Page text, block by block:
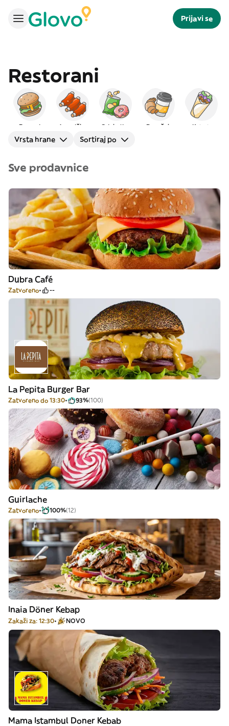
Prijavi se
Restorani
Burgeri Američka Grickalice Doručak Kebab
Vrsta hrane Sortiraj po
Sve prodavnice
Dubra Café
Zatvoreno --
La Pepita Burger Bar
Zatvoreno do 13:30 93%(100)
Guirlache
Zatvoreno 100%(12)
Inaia Döner Kebap
Zakaži za: 12:30 NOVO
Mama Istambul Doner Kebab